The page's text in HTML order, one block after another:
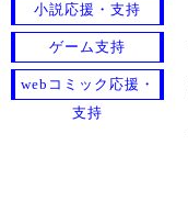
小説応援・支持
ゲーム支持
webコミック応援・
支持